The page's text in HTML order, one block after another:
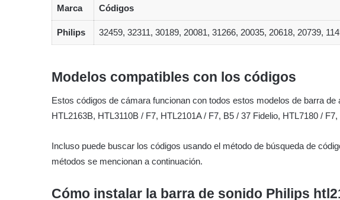
Marca Códigos
Philips 32459, 32311, 30189, 20081, 31266, 20035, 20618, 20739,
Modelos compatibles con los códigos
Estos códigos de cámara funcionan con todos estos modelos de barra
HTL2163B, HTL3110B / F7, HTL2101A / F7, B5 / 37 Fidelio, HTL7180 /
Incluso puede buscar los códigos usando el método de búsqueda de
métodos se mencionan a continuación.
Cómo instalar la barra de sonido Philips